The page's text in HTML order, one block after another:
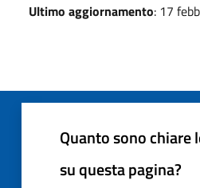
Ultimo aggiornamento: 17
Quanto sono
su questa pagina?